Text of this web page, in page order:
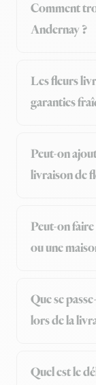
Comment
Andernay ?
Les fleurs
garanties
Peut-on
livraison de
Peut-on
ou une
Que se
lors de la
Quel est le